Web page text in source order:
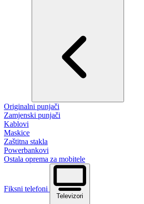
Originalni punjači
Zamjenski punjači
Kablovi
Maskice
Zaštitna stakla
Powerbankovi
Ostala oprema za mobitele
Fiksni telefoni
Televizori